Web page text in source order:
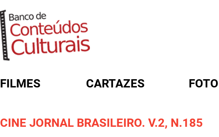
FILMES CARTAZES
CINE JORNAL BRASILEIRO. V.2, N.185